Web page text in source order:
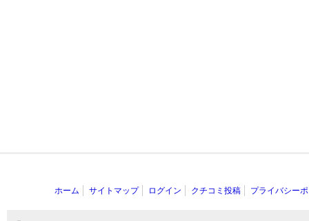
ホーム サイトマップ ログイン クチコミ投稿 プライバシー